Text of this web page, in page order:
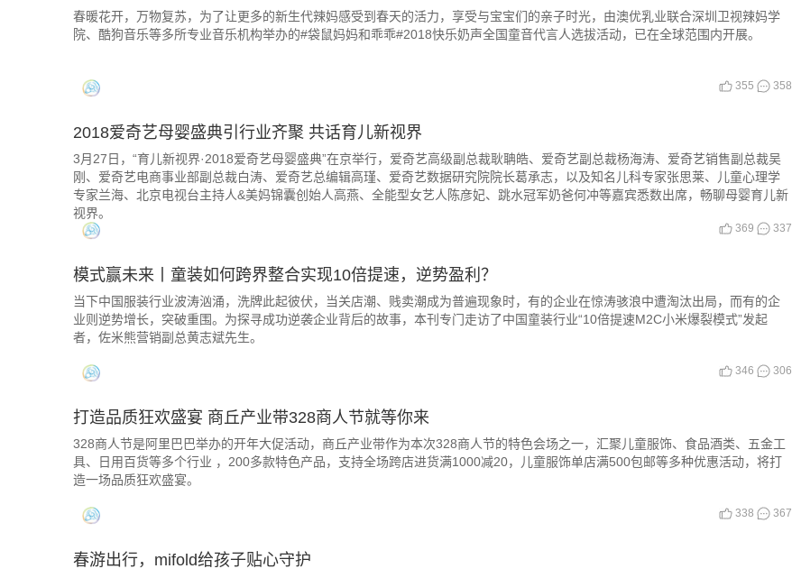
春暖花开，万物复苏，为了让更多的新生代辣妈感受到春天的活力，享受与宝宝们的亲子时光，由澳优乳业联合深圳卫视辣妈学
院、酷狗音乐等多所专业音乐机构举办的#袋鼠妈妈和乖乖#2018快乐奶声全国童音代言人选拔活动，已在全球范围内开展。
355 358
2018爱奇艺母婴盛典引行业齐聚 共话育儿新视界
3月27日，“育儿新视界·2018爱奇艺母婴盛典”在京举行，爱奇艺高级副总裁耿聃皓、爱奇艺副总裁杨海涛、爱奇艺销售副总裁吴
刚、爱奇艺电商事业部副总裁白涛、爱奇艺总编辑高瑾、爱奇艺数据研究院院长葛承志，以及知名儿科专家张思莱、儿童心理学
专家兰海、北京电视台主持人&美妈锦囊创始人高燕、全能型女艺人陈彦妃、跳水冠军奶爸何冲等嘉宾悉数出席，畅聊母婴育儿新
视界。
369 337
模式赢未来丨童装如何跨界整合实现10倍提速，逆势盈利？
当下中国服装行业波涛汹涌，洗牌此起彼伏，当关店潮、贱卖潮成为普遍现象时，有的企业在惊涛骇浪中遭淘汰出局，而有的企
业则逆势增长，突破重围。为探寻成功逆袭企业背后的故事，本刊专门走访了中国童装行业“10倍提速M2C小米爆裂模式”发起
者，佐米熊营销副总黄志斌先生。
346 306
打造品质狂欢盛宴 商丘产业带328商人节就等你来
328商人节是阿里巴巴举办的开年大促活动，商丘产业带作为本次328商人节的特色会场之一，汇聚儿童服饰、食品酒类、五金工
具、日用百货等多个行业 ，200多款特色产品，支持全场跨店进货满1000减20，儿童服饰单店满500包邮等多种优惠活动，将打
造一场品质狂欢盛宴。
338 367
春游出行，mifold给孩子贴心守护